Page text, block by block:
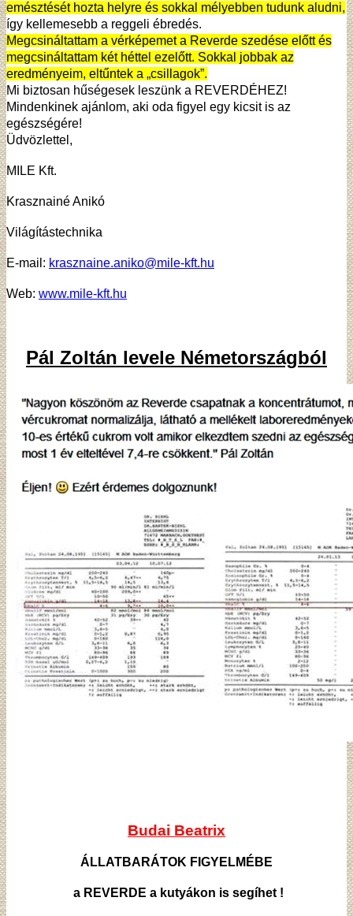
emésztését hozta helyre és sokkal mélyebben tudunk aludni,
így kellemesebb a reggeli ébredés.
Megcsináltattam a vérképemet a Reverde szedése előtt és
megcsináltattam két héttel ezelőtt. Sokkal jobbak az
eredményeim, eltűntek a „csillagok”.
Mi biztosan hűségesek leszünk a REVERDÉHEZ!
Mindenkinek ajánlom, aki oda figyel egy kicsit is az
egészségére!
Üdvözlettel,
MILE Kft.
Krasznainé Anikó
Világítástechnika
E-mail: krasznaine.aniko@mile-kft.hu
Web: www.mile-kft.hu
Pál Zoltán levele Németországból
Budai Beatrix
ÁLLATBARÁTOK FIGYELMÉBE
a REVERDE a kutyákon is segíhet !